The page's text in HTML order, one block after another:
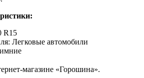
R15
Легковые автомобили
магазине «Горошина».